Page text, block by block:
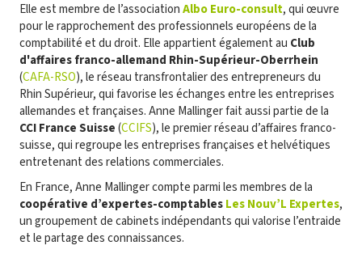
Elle est membre de l’associationAlbo Euro-consult, qui œuvre
pour le rapprochement des professionnels européens de la
comptabilité et du droit. Elle appartient également au Club
d'affaires franco-allemand Rhin-Supérieur-Oberrhein
(CAFA-RSO), le réseau transfrontalier des entrepreneurs du
Rhin Supérieur, qui favorise les échanges entre les entreprises
allemandes et françaises. Anne Mallinger fait aussi partie de la
CCI France Suisse(CCIFS), le premier réseau d’affaires franco-
suisse, qui regroupe les entreprises françaises et helvétiques
entretenant des relations commerciales.
En France, Anne Mallinger compte parmi les membres de la
coopérative d’expertes-comptablesLes Nouv’L Expertes,
un groupement de cabinets indépendants qui valorise l’entraide
et le partage des connaissances.